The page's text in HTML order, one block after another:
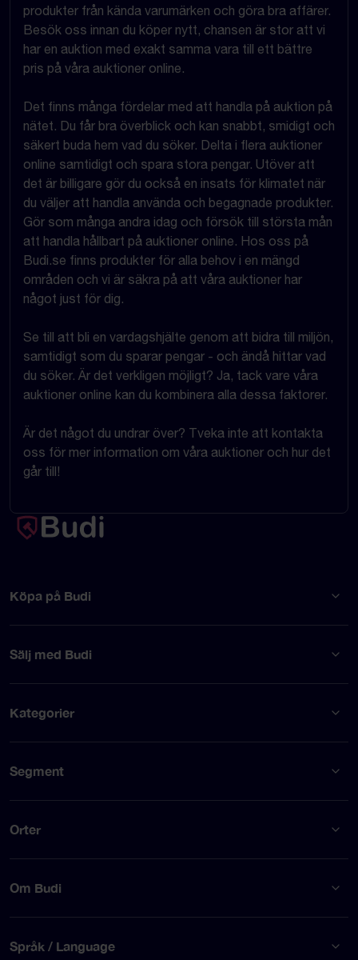
produkter från kända varumärken och göra bra affärer.
Besök oss innan du köper nytt, chansen är stor att vi
har en auktion med exakt samma vara till ett bättre
pris på våra auktioner online.
Det finns många fördelar med att handla på auktion på
nätet. Du får bra överblick och kan snabbt, smidigt och
säkert buda hem vad du söker. Delta i flera auktioner
online samtidigt och spara stora pengar. Utöver att
det är billigare gör du också en insats för klimatet när
du väljer att handla använda och begagnade produkter.
Gör som många andra idag och försök till största mån
att handla hållbart på auktioner online. Hos oss på
Budi.se finns produkter för alla behov i en mängd
områden och vi är säkra på att våra auktioner har
något just för dig.
Se till att bli en vardagshjälte genom att bidra till miljön,
samtidigt som du sparar pengar - och ändå hittar vad
du söker. Är det verkligen möjligt? Ja, tack vare våra
auktioner online kan du kombinera alla dessa faktorer.
Är det något du undrar över? Tveka inte att kontakta
oss för mer information om våra auktioner och hur det
går till!
Köpa på Budi
Sälj med Budi
Kategorier
Segment
Orter
Om Budi
Språk / Language